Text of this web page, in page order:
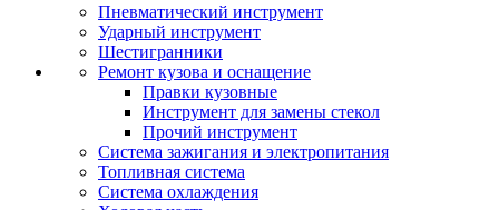
Пневматический инструмент
Ударный инструмент
Шестигранники
Ремонт кузова и оснащение
Правки кузовные
Инструмент для замены стекол
Прочий инструмент
Система зажигания и электропитания
Топливная система
Система охлаждения